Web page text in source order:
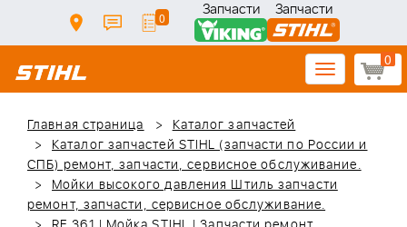
0 Запчасти Запчасти
0
Toggle
navigation
Главная страница
Каталог запчастей
Каталог запчастей STIHL (запчасти по России и
СПБ) ремонт, запчасти, сервисное обслуживание.
Мойки высокого давления Штиль запчасти
ремонт, запчасти, сервисное обслуживание.